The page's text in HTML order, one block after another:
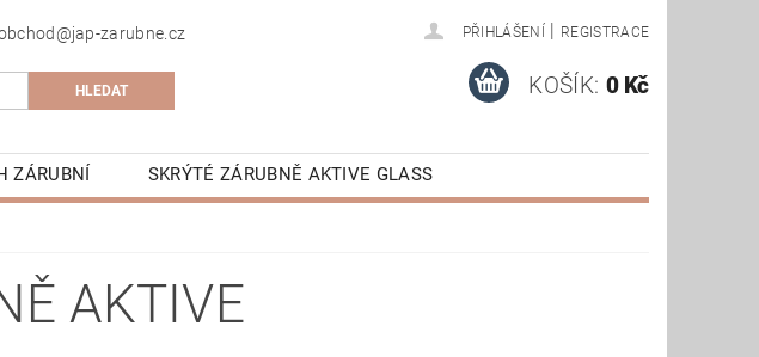
zarubne.cz PŘIHLÁŠENÍ | REGISTRACE
KOŠÍK: 0 Kč
ZÁRUBNÍ
SKRÝTÉ ZÁRUBNĚ AKTIVE GLASS
AKTIVE